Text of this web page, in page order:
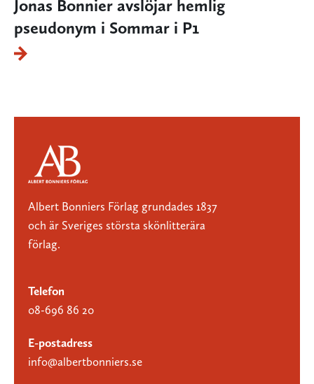
Jonas Bonnier avslöjar hemlig
pseudonym i Sommar i P1
Albert Bonniers Förlag grundades 1837
och är Sveriges största skönlitterära
förlag.
Telefon
08-696 86 20
E-postadress
info@albertbonniers.se